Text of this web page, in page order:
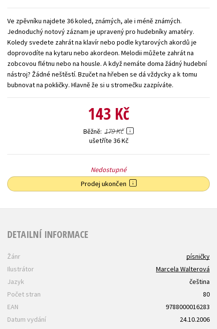
Všechny tituly
Ve zpěvníku najdete 36 koled, známých, ale i méně známých.
Jednoduchý notový záznam je upravený pro hudebníky amatéry.
Koledy svedete zahrát na klavír nebo podle kytarových akordů je
doprovodíte na kytaru nebo akordeon. Melodii můžete zahrát na
zobcovou flétnu nebo na housle. A když nemáte doma žádný hudební
nástroj? Žádné neštěstí. Bzučet na hřeben se dá vždycky a k tomu
bubnovat na pokličky. Hlavně že si u stromečku zazpíváte.
143 Kč
Běžně 179 Kč
ušetříte 36 Kč
Nedostupné
Prodej ukončen
DETAILNÍ INFORMACE
Žánr
písničky
Ilustrátor
Marcela Walterová
Jazyk
čeština
Počet stran
80
EAN
9788000016283
Datum vydání
24.10.2006